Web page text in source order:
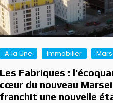
A la Une Immobilier
Les Fabriques :
cœur du nouveau
franchit une nouvelle